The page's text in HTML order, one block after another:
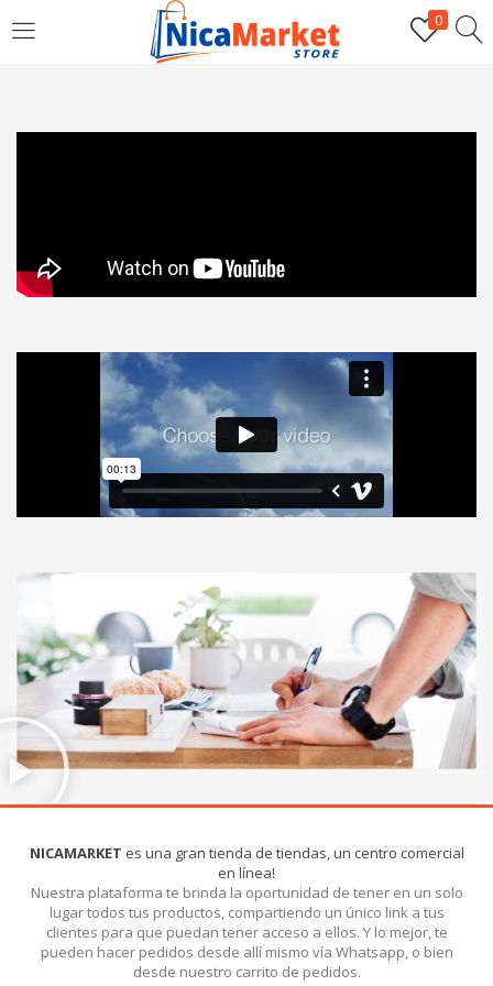
0
INICIAR SESIÓN
Introduzca su nombre de usuario y contraseña para iniciar
Recordarme
Iniciar Sesión
NICAMARKET es una gran tienda de tiendas, un centro comercial
en línea!
Nuestra plataforma te brinda la oportunidad de tener en un solo
lugar todos tus productos, compartiendo un único link a tus
clientes para que puedan tener acceso a ellos. Y lo mejor, te
pueden hacer pedidos desde allí mismo vía Whatsapp, o bien
desde nuestro carrito de pedidos.